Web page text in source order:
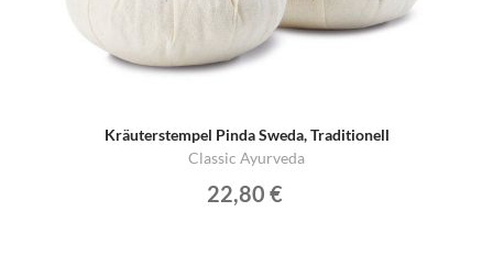
Kräuterstempel Pinda Sweda, Traditionell
Classic Ayurveda
22,80 €